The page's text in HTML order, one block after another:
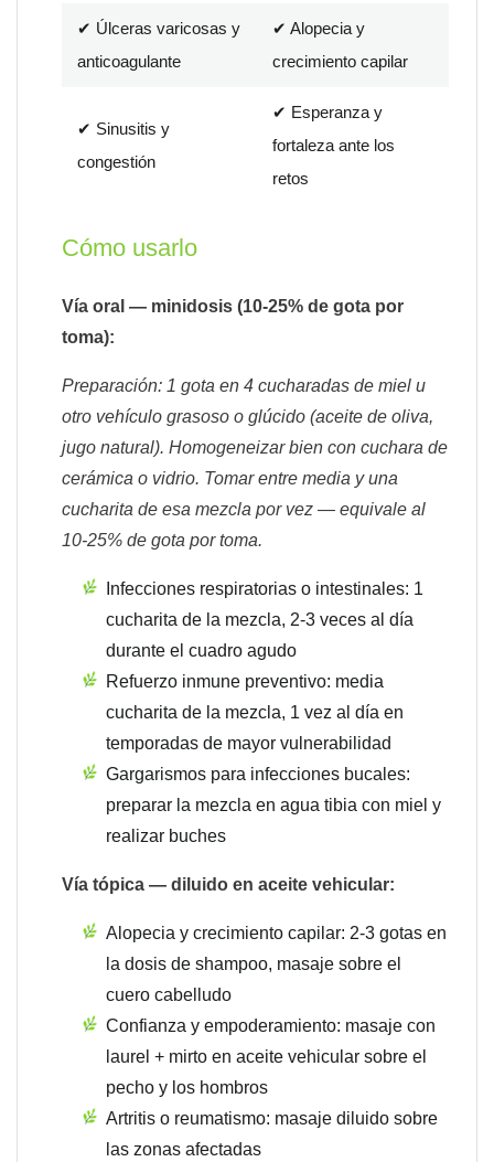
✔ Úlceras varicosas y
anticoagulante
✔ Alopecia y
crecimiento capilar
✔ Sinusitis y
congestión
✔ Esperanza y
fortaleza ante los
retos
Cómo usarlo
Vía oral — minidosis (10-25% de gota por
toma):
Preparación: 1 gota en 4 cucharadas de miel u
otro vehículo grasoso o glúcido (aceite de oliva,
jugo natural). Homogeneizar bien con cuchara de
cerámica o vidrio. Tomar entre media y una
cucharita de esa mezcla por vez — equivale al
10-25% de gota por toma.
Infecciones respiratorias o intestinales: 1
cucharita de la mezcla, 2-3 veces al día
durante el cuadro agudo
Refuerzo inmune preventivo: media
cucharita de la mezcla, 1 vez al día en
temporadas de mayor vulnerabilidad
Gargarismos para infecciones bucales:
preparar la mezcla en agua tibia con miel y
realizar buches
Vía tópica — diluido en aceite vehicular:
Alopecia y crecimiento capilar: 2-3 gotas en
la dosis de shampoo, masaje sobre el
cuero cabelludo
Confianza y empoderamiento: masaje con
laurel + mirto en aceite vehicular sobre el
pecho y los hombros
Artritis o reumatismo: masaje diluido sobre
las zonas afectadas